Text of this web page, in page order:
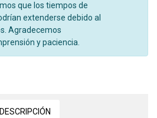
que los tiempos de
extenderse debido al
Agradecemos
y paciencia.
DESCRIPCIÓN